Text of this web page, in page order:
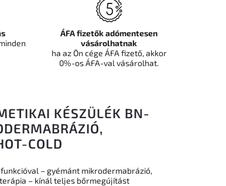
KÉSZÜLÉK BN-
COLD
– gyémánt mikrodermabrázió,
– kínál teljes bőrmegújítást
ÁFA fizetők adómentesen
vásárolhatnak
ha az Ön cége ÁFA fizető, akkor
0%-os ÁFA-val vásárolhat.